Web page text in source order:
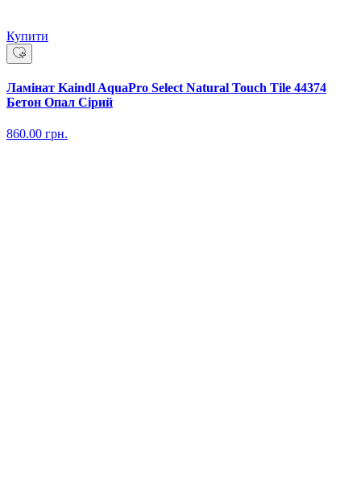
Купити
Ламінат Kaindl AquaPro Select Natural Touch Tile 44374
Бетон Опал Сірий
860.00 грн.